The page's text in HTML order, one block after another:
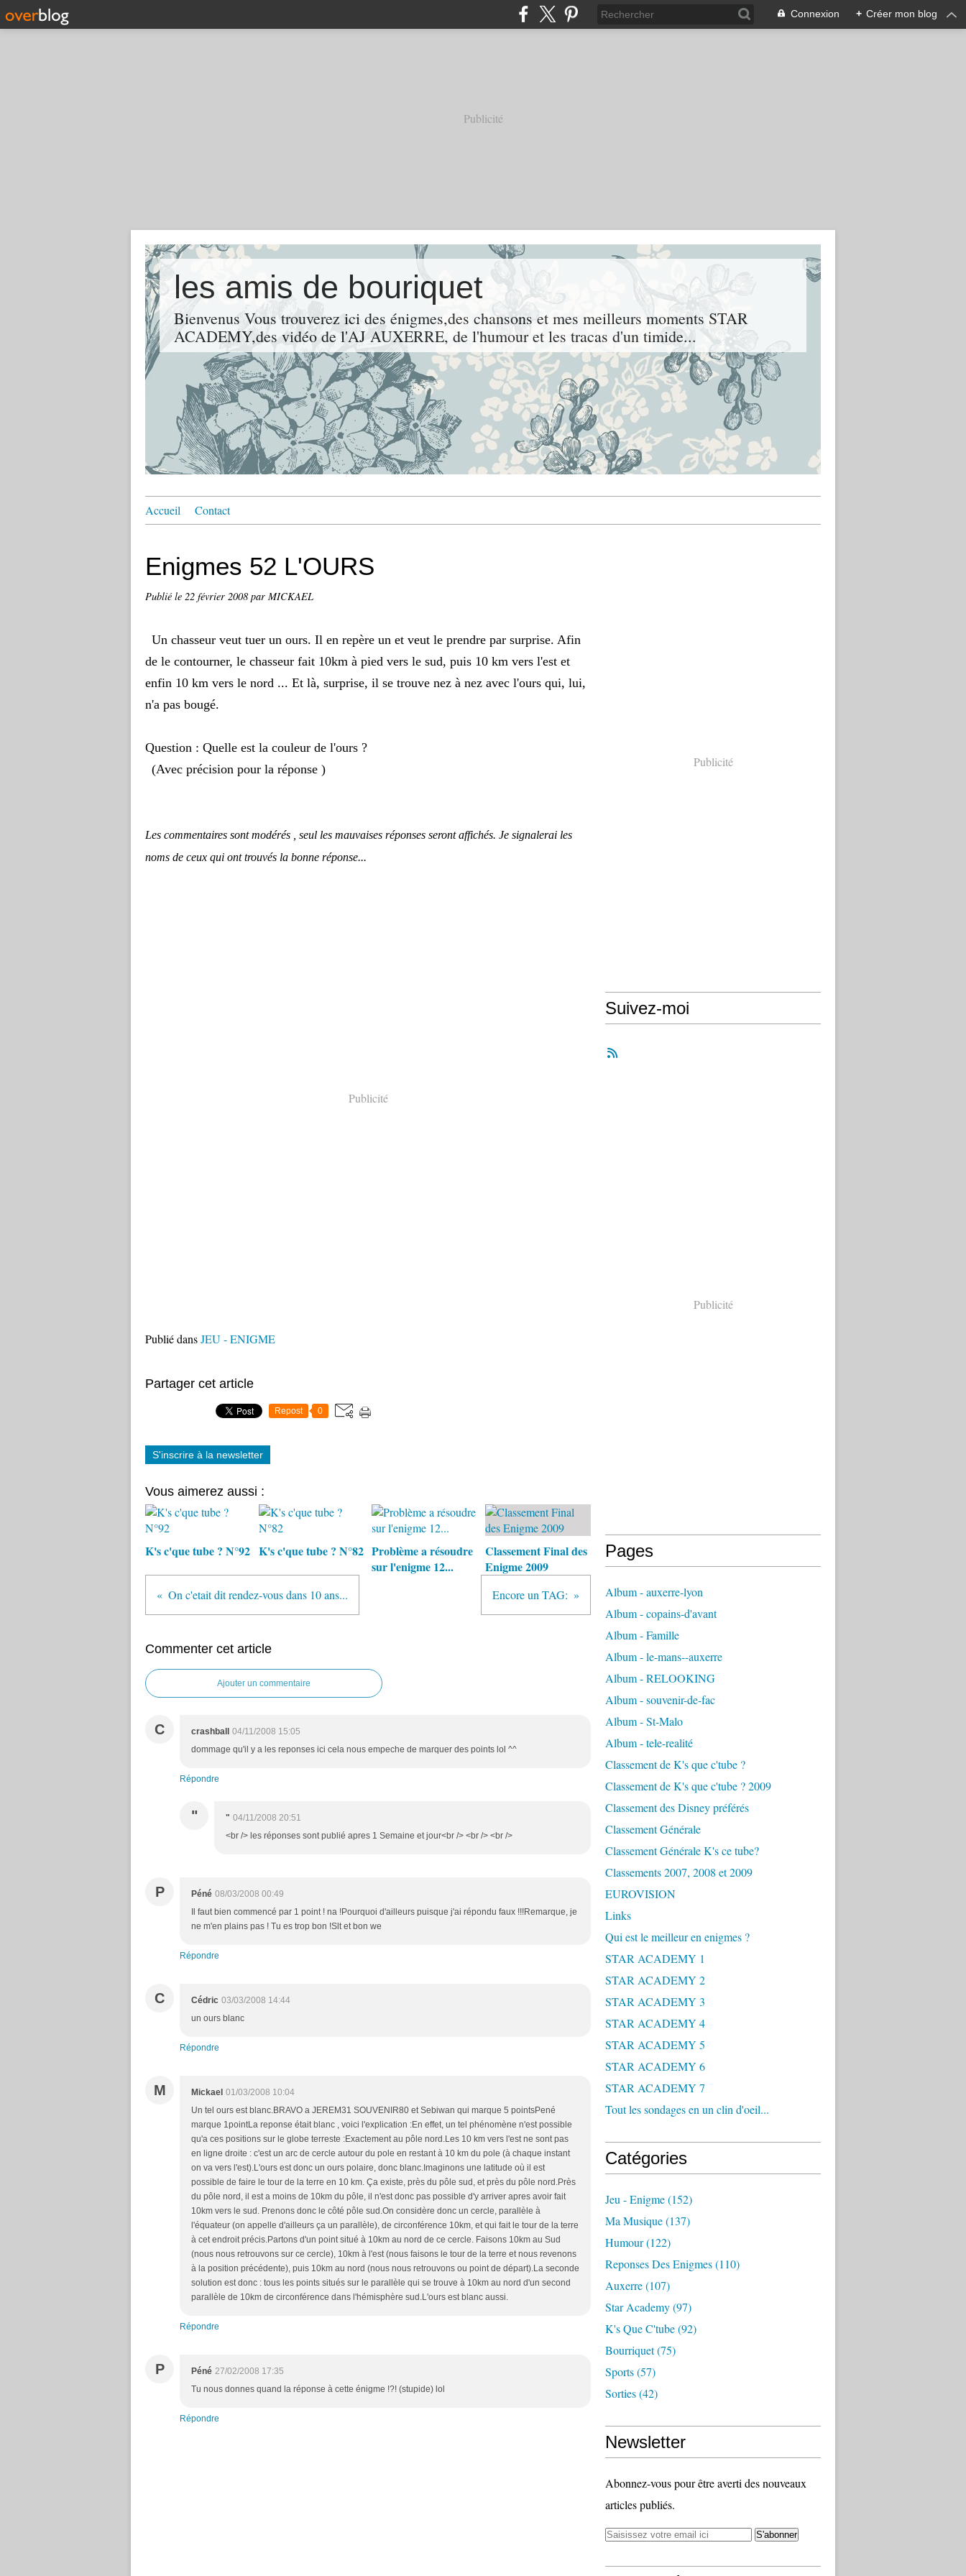
Connexion + Créer mon blog
Publicité
les amis de bouriquet
Bienvenus Vous trouverez ici des énigmes,des chansons et mes meilleurs moments STAR
ACADEMY,des vidéo de l'AJ AUXERRE, de l'humour et les tracas d'un timide...
Accueil Contact
Enigmes 52 L'OURS
Publié le 22 février 2008 par MICKAEL
Un chasseur veut tuer un ours. Il en repère un et veut le prendre par surprise. Afin
de le contourner, le chasseur fait 10km à pied vers le sud, puis 10 km vers l'est et
enfin 10 km vers le nord ... Et là, surprise, il se trouve nez à nez avec l'ours qui, lui,
n'a pas bougé.
Question : Quelle est la couleur de l'ours ?
(Avec précision pour la réponse )
Les commentaires sont modérés , seul les mauvaises réponses seront affichés. Je signalerai les
noms de ceux qui ont trouvés la bonne réponse...
Publicité
Publié dansJEU - ENIGME
Partager cet article
Repost 0
S'inscrire à la newsletter
Vous aimerez aussi :
K's c'que tube ? N°92 K's c'que tube ? N°82 Problème a résoudre
sur l'enigme 12...
Classement Final des
Enigme 2009
On c'etait dit rendez-vous dans 10 ans... Encore un TAG:
Commenter cet article
Ajouter un commentaire
C crashball
04/11/2008 15:05
dommage qu'il y a les reponses ici cela nous empeche de marquer des points lol ^^
Répondre
" " 04/11/2008 20:51
<br /> les réponses sont publié apres 1 Semaine et jour<br /> <br /> <br />
P Péné 08/03/2008 00:49
Il faut bien commencé par 1 point ! na !Pourquoi d'ailleurs puisque j'ai répondu faux !!!Remarque, je
ne m'en plains pas ! Tu es trop bon !Slt et bon we
Répondre
C Cédric 03/03/2008 14:44
un ours blanc
Répondre
M Mickael 01/03/2008 10:04
Un tel ours est blanc.BRAVO a JEREM31 SOUVENIR80 et Sebiwan qui marque 5 pointsPené
marque 1pointLa reponse était blanc , voici l'explication :En effet, un tel phénomène n'est possible
qu'a ces positions sur le globe terreste :Exactement au pôle nord.Les 10 km vers l'est ne sont pas
en ligne droite : c'est un arc de cercle autour du pole en restant à 10 km du pole (à chaque instant
on va vers l'est).L'ours est donc un ours polaire, donc blanc.Imaginons une latitude où il est
possible de faire le tour de la terre en 10 km. Ça existe, près du pôle sud, et près du pôle nord.Près
du pôle nord, il est a moins de 10km du pôle, il n'est donc pas possible d'y arriver apres avoir fait
10km vers le sud. Prenons donc le côté pôle sud.On considère donc un cercle, parallèle à
l'équateur (on appelle d'ailleurs ça un parallèle), de circonférence 10km, et qui fait le tour de la terre
à cet endroit précis.Partons d'un point situé à 10km au nord de ce cercle. Faisons 10km au Sud
(nous nous retrouvons sur ce cercle), 10km à l'est (nous faisons le tour de la terre et nous revenons
à la position précédente), puis 10km au nord (nous nous retrouvons ou point de départ).La seconde
solution est donc : tous les points situés sur le parallèle qui se trouve à 10km au nord d'un second
parallèle de 10km de circonférence dans l'hémisphère sud.L'ours est blanc aussi.
Répondre
P Péné 27/02/2008 17:35
Tu nous donnes quand la réponse à cette énigme !?! (stupide) lol
Répondre
Publicité
Suivez-moi
Publicité
Pages
Album - auxerre-lyon
Album - copains-d'avant
Album - Famille
Album - le-mans--auxerre
Album - RELOOKING
Album - souvenir-de-fac
Album - St-Malo
Album - tele-realité
Classement de K's que c'tube ?
Classement de K's que c'tube ? 2009
Classement des Disney préférés
Classement Générale
Classement Générale K's ce tube?
Classements 2007, 2008 et 2009
EUROVISION
Links
Qui est le meilleur en enigmes ?
STAR ACADEMY 1
STAR ACADEMY 2
STAR ACADEMY 3
STAR ACADEMY 4
STAR ACADEMY 5
STAR ACADEMY 6
STAR ACADEMY 7
Tout les sondages en un clin d'oeil...
Catégories
Jeu - Enigme(152)
Ma Musique(137)
Humour(122)
Reponses Des Enigmes(110)
Auxerre(107)
Star Academy(97)
K's Que C'tube(92)
Bourriquet(75)
Sports(57)
Sorties(42)
Newsletter
Abonnez-vous pour être averti des nouveaux
articles publiés.